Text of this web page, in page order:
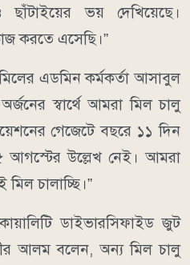
ভয় দেখিয়েছে।
করতে এসেছি।”
এডমিন কর্মকর্তা আসাবুল
স্বার্থে আমরা মিল চালু
গেজেটে বছরে ১১ দিন
আগস্টের উল্লেখ নেই। আমরা
চালাচ্ছি।”
ডাইভারসিফাইড জুট
আলম বলেন, অন্য মিল চালু